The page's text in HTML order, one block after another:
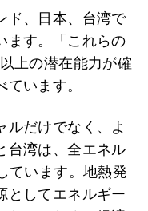
ド、日本、台湾で
ます。「これらの
上の潜在能力が確
います。
ルだけでなく、よ
台湾は、全エネル
ています。地熱発
としてエネルギー